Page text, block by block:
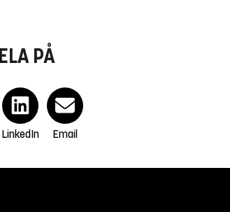
PÅ
LinkedIn Email